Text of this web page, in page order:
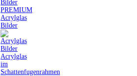
Acrylglas
Bilder
Acrylglas
im
Schattenfugenrahmen